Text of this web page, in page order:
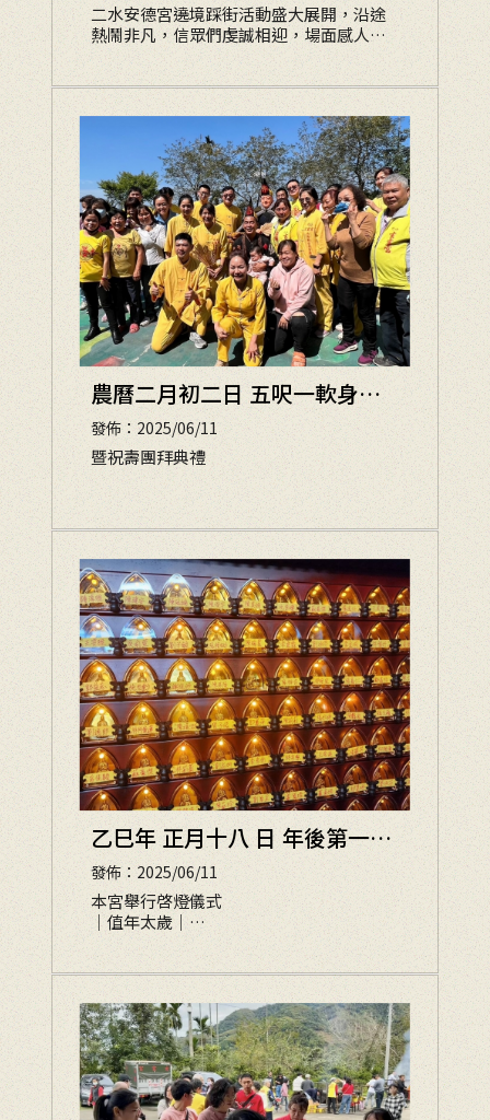
二水安德宮遶境踩街活動盛大展開，沿途
熱鬧非凡，信眾們虔誠相迎，場面感人。
看到如此莊嚴宏偉的媽祖聖像，許多信眾
忍不住感動頂禮，心中充滿敬意與感恩。
農曆二月初二日 五呎一軟身送
子濟公師父金尊開光
發佈：2025/06/11
暨祝壽團拜典禮
乙巳年 正月十八 日 年後第一次
科期濟世
發佈：2025/06/11
本宮舉行啓燈儀式
｜值年太歲｜
｜光明燈｜求子燈｜
｜財利燈｜人緣燈｜